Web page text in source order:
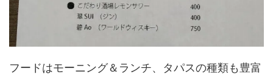
フードはモーニング＆ランチ、タパスの種類も豊富